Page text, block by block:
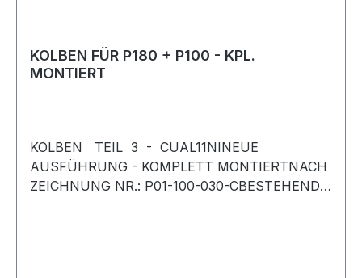
KOLBEN FÜR P180 + P100 - KPL.
MONTIERT
KOLBEN TEIL 3 - CUAL11NINEUE
AUSFÜHRUNG - KOMPLETT MONTIERTNACH
ZEICHNUNG NR.: P01-100-030-CBESTEHEND